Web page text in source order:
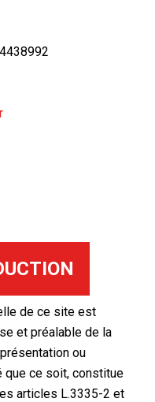
de ce site est
et préalable de la
ou
que ce soit, constitue
articles L.3335-2 et